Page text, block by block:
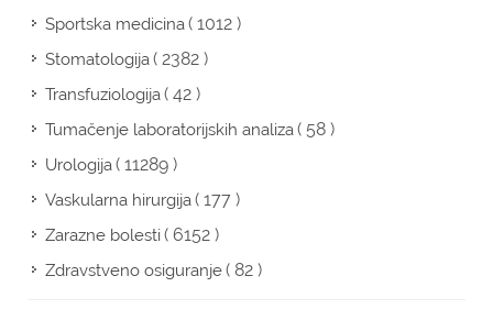
Sportska medicina( 1012 )
Stomatologija( 2382 )
Transfuziologija( 42 )
Tumačenje laboratorijskih analiza( 58 )
Urologija( 11289 )
Vaskularna hirurgija( 177 )
Zarazne bolesti( 6152 )
Zdravstveno osiguranje( 82 )